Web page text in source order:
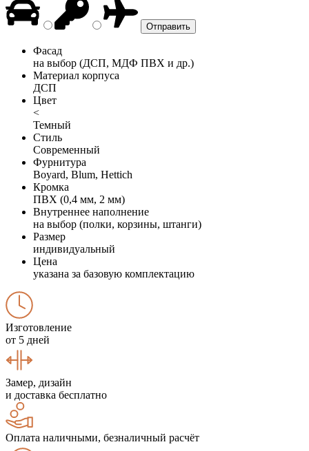
Фасад
на выбор (ДСП, МДФ ПВХ и др.)
Материал корпуса
ДСП
Цвет
<
Темный
Стиль
Современный
Фурнитура
Boyard, Blum, Hettich
Кромка
ПВХ (0,4 мм, 2 мм)
Внутреннее наполнение
на выбор (полки, корзины, штанги)
Размер
индивидуальный
Цена
указана за базовую комплектацию
Изготовление
от 5 дней
Замер, дизайн
и доставка бесплатно
Оплата наличными, безналичный расчёт